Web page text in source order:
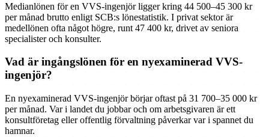
Medianlönen för en VVS-ingenjör ligger kring 44 500–45 300 kr
per månad brutto enligt SCB:s lönestatistik. I privat sektor är
medellönen ofta något högre, runt 47 400 kr, drivet av seniora
specialister och konsulter.
Vad är ingångslönen för en nyexaminerad VVS-
ingenjör?
En nyexaminerad VVS-ingenjör börjar oftast på 31 700–35 000 kr
per månad. Var i landet du jobbar och om arbetsgivaren är ett
konsultföretag eller offentlig förvaltning påverkar var i spannet du
hamnar.